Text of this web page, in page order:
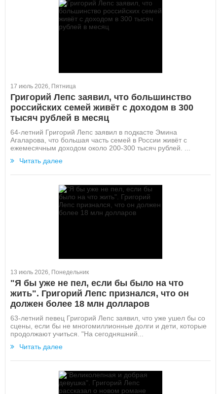
17 июль 2026, Пятница
Григорий Лепс заявил, что большинство
российских семей живёт с доходом в 300
тысяч рублей в месяц
64-летний Григорий Лепс заявил в подкасте Эмина
Агаларова, что большая часть семей в России живёт с
ежемесячным доходом около 200-300 тысяч рублей. ...
Читать далее
13 июль 2026, Понедельник
"Я бы уже не пел, если бы было на что
жить". Григорий Лепс признался, что он
должен более 18 млн долларов
63-летний певец Григорий Лепс заявил, что уже ушел бы со
сцены, если бы не многомиллионные долги и дети, которые
продолжают учиться. "На сегодняшний...
Читать далее